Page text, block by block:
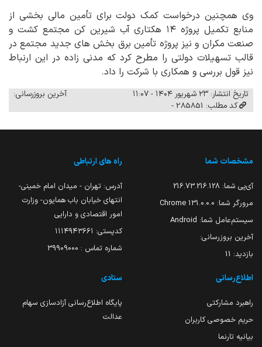
وی همچنین درخواست کمک دولت برای تأمین مالی بخشی از
منابع تکمیل پروژه ۱۴ هکتاری آب شیرین کن مجتمع کشت و
صنعت مکران و نیز پروژه تأمین برق بخش های جدید مجتمع در
قالب تسهیلات دولتی را مطرح کرد که مدنی زاده در این ارنباط
نیز قول بررسی و همکاری با شرکت را داد.
تاریخ انتشار: ۲۳ شهریور ۱۴۰۴ - ۱۱:۰۷
آخرین بروزرسانی:
کد مطلب: 285851 -
مشخصات شما
آی‌پی شما: 216.73.216.128
مرورگر شما: 131.0.0.0 Chrome
سیستم‌عامل شما: Android
آخرین بروزرسانی:
بازدید: 11
راه های ارتباطی
آدرس: تهران - میدان امام خمینی-
انتهای خیابان باب همایون- وزارت
امور اقتصادی و دارایی
کدپستی: ۱۱۱۴۹۴۳۶۶۱
شماره تماس : 39909000
اطلاع‌رسانی
راهبرد مشارکتی
حریم خصوصی کاربران
بیانیه تارنما
ستادی
پایگاه اطلاع‌رسانی آزادسازی سهام
عدالت